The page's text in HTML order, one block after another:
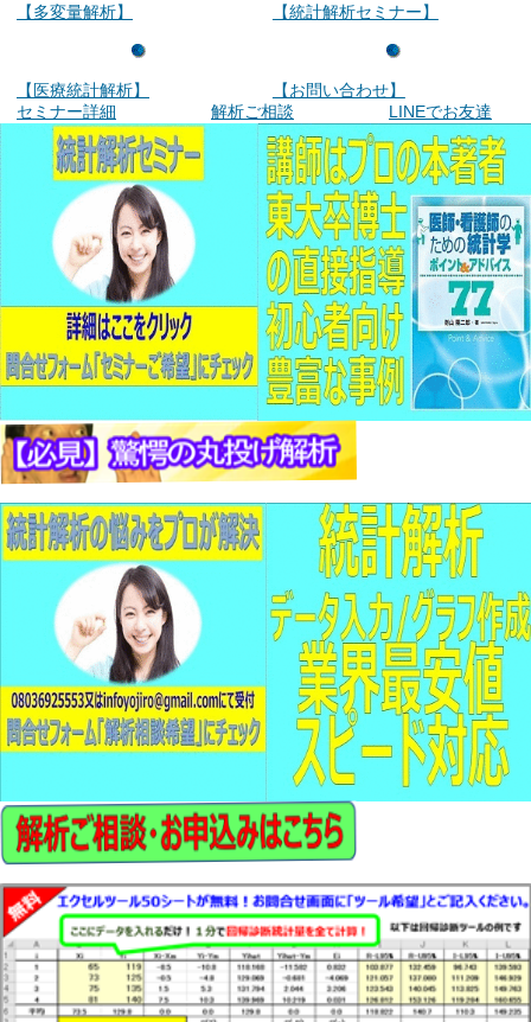
【多変量解析】
【医療統計解析】
【統計解析セミナー】
【お問い合わせ】
セミナー詳細
解析ご相談 LINEでお友達